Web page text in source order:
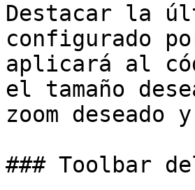
Destacar la
configurado
aplicará al
el tamaño
zoom
### Toolbar